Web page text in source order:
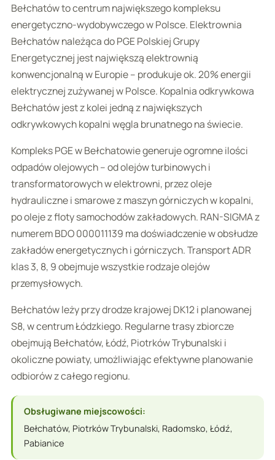
Bełchatów to centrum największego kompleksu
energetyczno-wydobywczego w Polsce. Elektrownia
Bełchatów należąca do PGE Polskiej Grupy
Energetycznej jest największą elektrownią
konwencjonalną w Europie – produkuje ok. 20% energii
elektrycznej zużywanej w Polsce. Kopalnia odkrywkowa
Bełchatów jest z kolei jedną z największych
odkrywkowych kopalni węgla brunatnego na świecie.
Kompleks PGE w Bełchatowie generuje ogromne ilości
odpadów olejowych – od olejów turbinowych i
transformatorowych w elektrowni, przez oleje
hydrauliczne i smarowe z maszyn górniczych w kopalni,
po oleje z floty samochodów zakładowych. RAN-SIGMA z
numerem BDO 000011139 ma doświadczenie w obsłudze
zakładów energetycznych i górniczych. Transport ADR
klas 3, 8, 9 obejmuje wszystkie rodzaje olejów
przemysłowych.
Bełchatów leży przy drodze krajowej DK12 i planowanej
S8, w centrum Łódzkiego. Regularne trasy zbiorcze
obejmują Bełchatów, Łódź, Piotrków Trybunalski i
okoliczne powiaty, umożliwiając efektywne planowanie
odbiorów z całego regionu.
Obsługiwane miejscowości:
Bełchatów, Piotrków Trybunalski, Radomsko, Łódź,
Pabianice